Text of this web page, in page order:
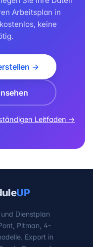
Arbeitsplan in
keine
→
Leitfaden →
UP
Dienstplan
Pitman, 4-
Export in